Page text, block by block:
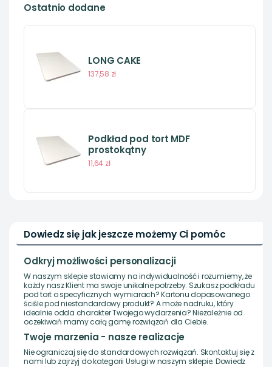
Ostatnio dodane
LONG CAKE
137,58 zł
Podkład pod tort MDF
prostokątny
11,64 zł
Dowiedz się jak jeszcze możemy Ci pomóc
Odkryj możliwości personalizacji
W naszym sklepie stawiamy na indywidualność i rozumiemy, że
każdy nasz Klient ma swoje unikalne potrzeby. Szukasz podkładu
pod tort o specyficznych wymiarach? Kartonu dopasowanego
ściśle pod niestandardowy produkt? A może nadruku, który
idealnie odda charakter Twojego wydarzenia? Niezależnie od
oczekiwań mamy całą gamę rozwiązań dla Ciebie.
Twoje marzenia - nasze realizacje
Nie ograniczaj się do standardowych rozwiązań. Skontaktuj się z
nami lub zajrzyj do kategorii Usługi w naszym sklepie. Dowiedz